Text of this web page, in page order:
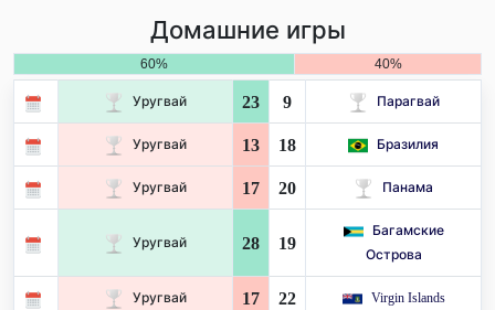
Домашние игры
60% 40%
Уругвай 23 9 Парагвай
Уругвай 13 18 Бразилия
Уругвай 17 20 Панама
Уругвай 28 19
Багамские
Острова
Уругвай 17 22 Virgin Islands